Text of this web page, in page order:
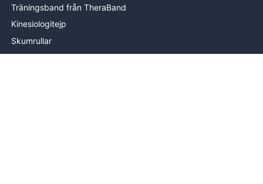
Träningsband från TheraBand
Kinesiologitejp
Skumrullar
Handträning